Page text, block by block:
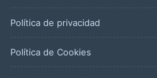
Política de privacidad
Política de Cookies